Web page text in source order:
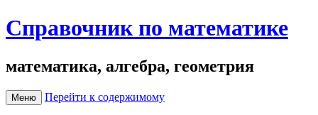
Справочник по математике
математика, алгебра, геометрия
Меню Перейти к содержимому